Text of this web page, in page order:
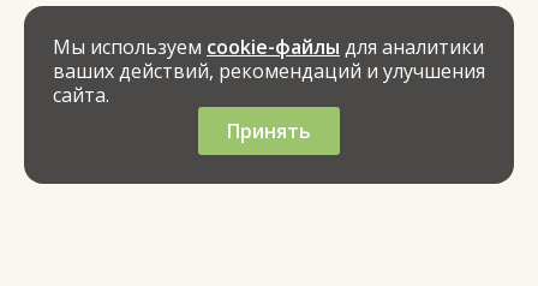
Мы используем cookie-файлы для аналитики
ваших действий, рекомендаций и улучшения
сайта.
Принять